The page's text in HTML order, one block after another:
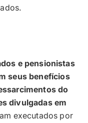
e pensionistas
seus benefícios
do
divulgadas em
executados por